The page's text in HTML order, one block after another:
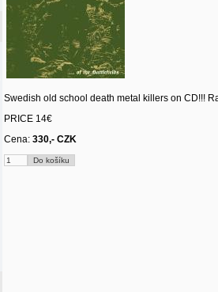
Swedish old school death metal killers on CD!!!
PRICE 14€
Cena: 330,- CZK